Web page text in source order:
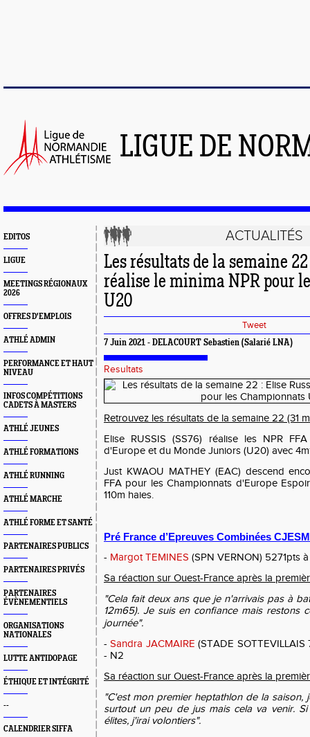
LIGUE DE
EDITOS
LIGUE
MEETINGS RÉGIONAUX
2026
OFFRES D'EMPLOIS
ATHLÉ ADMIN
PERFORMANCE ET HAUT
NIVEAU
INFOS COMPÉTITIONS
CADETS À MASTERS
ATHLÉ JEUNES
ATHLÉ FORMATIONS
ATHLÉ RUNNING
ATHLÉ MARCHE
ATHLÉ FORME ET SANTÉ
PARTENAIRES PUBLICS
PARTENAIRES PRIVÉS
PARTENAIRES
ÉVÈNEMENTIELS
ORGANISATIONS
NATIONALES
LUTTE ANTIDOPAGE
ÉTHIQUE ET INTÉGRITÉ
--
CALENDRIER SIFFA
ACTUALITÉS
Les résultats de la semaine
réalise le minima NPR pour
U20
Tweet
7 Juin 2021 - DELACOURT Sebastien (Salarié LNA)
Resultats
Retrouvez les résultats de la semaine 22 (31
Elise RUSSIS (SS76) réalise les NPR
d'Europe et du Monde Juniors (U20) avec
Just KWAOU MATHEY (EAC) descend
FFA pour les Championnats d'Europe
110m haies.
Pré France d’Epreuves Combinées
- Margot TEMINES (SPN VERNON) 5271pts
Sa réaction sur Ouest-France après la
"Cela fait deux ans que je n'arrivais pas à
12m65). Je suis en confiance mais restons
journée".
-Sandra JACMAIRE (STADE
- N2
Sa réaction sur Ouest-France après la
"C'est mon premier heptathlon de la saison,
surtout un peu de jus mais cela va venir.
élites, j'irai volontiers".